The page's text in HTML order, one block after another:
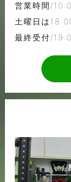
営業時間/
土曜日は
最終受付/